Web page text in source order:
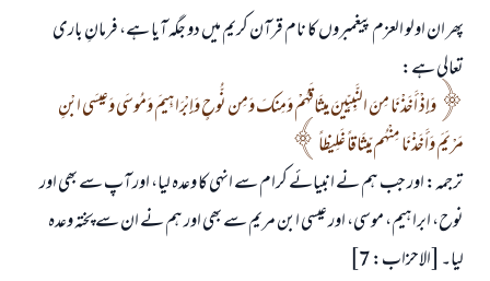
پھر ان اولو العزم پیغمبروں کا نام قرآن کریم میں دو جگہ آیا ہے، فرمانِ باری
تعالی ہے:
وَإِذْ أَخَذْنَا مِنَ النَّبِيِّينَ مِيثَاقَهُمْ وَمِنكَ وَمِن نُّوحٍ وَإِبْرَاهِيمَ وَمُوسَى وَعِيسَى ابْنِ
مَرْيَمَ وَأَخَذْنَا مِنْهُم مِّيثَاقاً غَلِيظاً
ترجمہ: اور جب ہم نے انبیائے کرام سے انہی کا وعدہ لیا، اور آپ سے بھی اور
نوح، ابراہیم، موسی، اور عیسی ابن مریم سے بھی اور ہم نے ان سے پختہ وعدہ
لیا۔ [الاحزاب: 7]